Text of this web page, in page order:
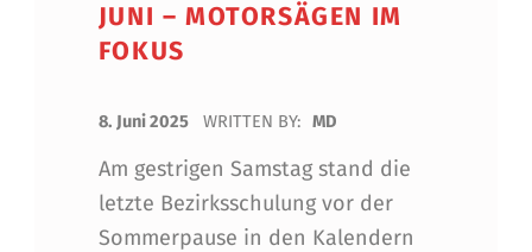
JUNI – MOTORSÄGEN IM
FOKUS
8. Juni 2025 WRITTEN BY: MD
Am gestrigen Samstag stand die
letzte Bezirksschulung vor der
Sommerpause in den Kalendern